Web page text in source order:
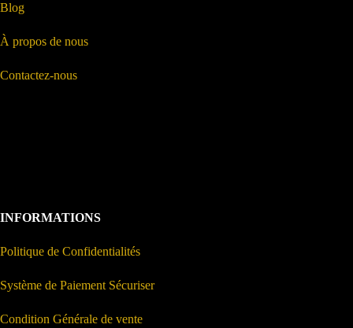
Blog
À propos de nous
Contactez-nous
INFORMATIONS
Politique de Confidentialités
Système de Paiement Sécuriser
Condition Générale de vente